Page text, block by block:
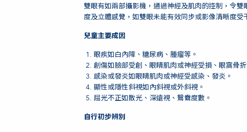
雙眼有如兩部攝影機，通過神經及肌肉的控制，令
度及立體感覺，如雙眼未能有效同步或影像清晰度受
兒童主要成因
眼疾如白內障、糖尿病、腫瘤等。
創傷如臉部受創、眼睛肌肉或神經受損、眼窩骨折
感染或發炎如眼睛肌肉或神經受感染、發炎。
顯性或隱性斜視如內斜視或外斜視。
屈光不正如散光、深遠視、鴛鴦度數。
自行初步辨別